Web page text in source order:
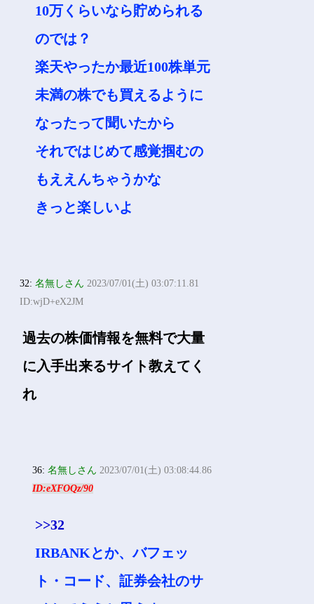
10万くらいなら貯められる
のでは？
楽天やったか最近100株単元
未満の株でも買えるように
なったって聞いたから
それではじめて感覚掴むの
もええんちゃうかな
きっと楽しいよ
32:名無しさん 2023/07/01(土) 03:07:11.81
ID:wjD+eX2JM
過去の株価情報を無料で大量
に入手出来るサイト教えてく
れ
36:名無しさん 2023/07/01(土) 03:08:44.86
ID:eXFOQz/90
>>32
IRBANKとか、バフェッ
ト・コード、証券会社のサ